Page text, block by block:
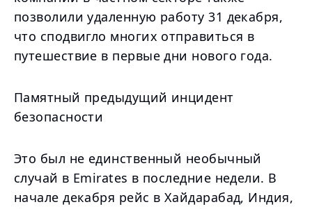
позволили удаленную работу 31 декабря,
что сподвигло многих отправиться в
путешествие в первые дни нового года.
Памятный предыдущий инцидент
безопасности
Это был не единственный необычный
случай в Emirates в последние недели. В
начале декабря рейс в Хайдарабад, Индия,